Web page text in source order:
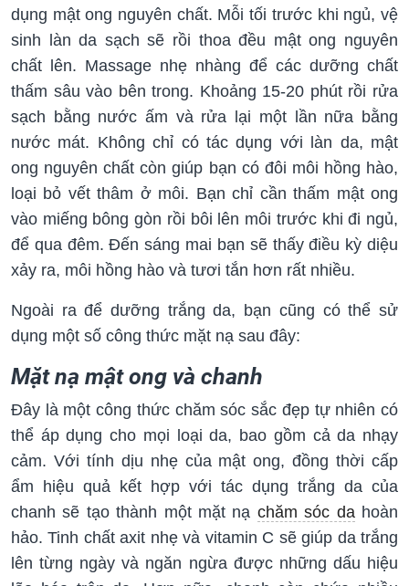
dụng mật ong nguyên chất. Mỗi tối trước khi ngủ, vệ
sinh làn da sạch sẽ rồi thoa đều mật ong nguyên
chất lên. Massage nhẹ nhàng để các dưỡng chất
thấm sâu vào bên trong. Khoảng 15-20 phút rồi rửa
sạch bằng nước ấm và rửa lại một lần nữa bằng
nước mát. Không chỉ có tác dụng với làn da, mật
ong nguyên chất còn giúp bạn có đôi môi hồng hào,
loại bỏ vết thâm ở môi. Bạn chỉ cần thấm mật ong
vào miếng bông gòn rồi bôi lên môi trước khi đi ngủ,
để qua đêm. Đến sáng mai bạn sẽ thấy điều kỳ diệu
xảy ra, môi hồng hào và tươi tắn hơn rất nhiều.
Ngoài ra để dưỡng trắng da, bạn cũng có thể sử
dụng một số công thức mặt nạ sau đây:
Mặt nạ mật ong và chanh
Đây là một công thức chăm sóc sắc đẹp tự nhiên có
thể áp dụng cho mọi loại da, bao gồm cả da nhạy
cảm. Với tính dịu nhẹ của mật ong, đồng thời cấp
ẩm hiệu quả kết hợp với tác dụng trắng da của
chanh sẽ tạo thành một mặt nạ chăm sóc dahoàn
hảo. Tinh chất axit nhẹ và vitamin C sẽ giúp da trắng
lên từng ngày và ngăn ngừa được những dấu hiệu